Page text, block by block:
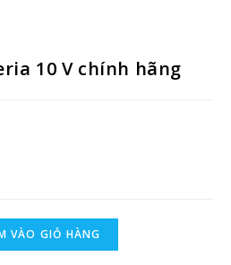
10 V chính hãng
VÀO GIỎ HÀNG